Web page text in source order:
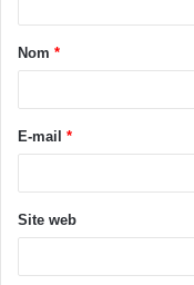
Nom *
E-mail *
Site web